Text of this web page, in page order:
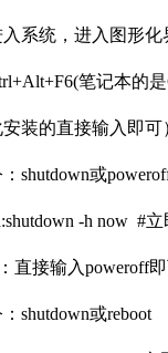
系统，进入图形化
笔记本的
安装的直接输入即可
shutdown或
-h now #
直接输入poweroff即
shutdown或reboot